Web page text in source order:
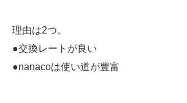
理由は2つ。
●交換レートが良い
●nanacoは使い道が豊富